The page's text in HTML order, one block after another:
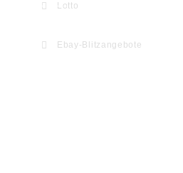
Lotto
Ebay-Blitzangebote